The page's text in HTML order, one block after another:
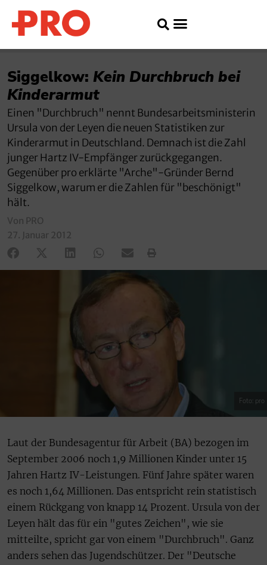
Siggelkow: Kein Durchbruch bei
Kinderarmut
Einen "Durchbruch" nennt Bundesarbeitsministerin
Ursula von der Leyen die neuen Statistiken zur
Kinderarmut in Deutschland. Demnach ist die Zahl
junger Hartz IV-Empfänger zurückgegangen.
Gegenüber pro erklärte "Arche"-Gründer Bernd
Siggelkow, warum er die Zahlen für "beschönigt"
hält.
Von PRO
27. Januar 2012
Foto: pro
Laut der Bundesagentur für Arbeit (BA) bezogen im
September 2006 noch 1,9 Millionen Kinder unter 15
Jahren Hartz IV-Leistungen. Fünf Jahre später waren
es noch 1,64 Millionen. Das entspricht rein statistisch
einem Rückgang von knapp 14 Prozent. Ursula von der
Leyen hält das für ein "gutes Zeichen", wie sie
mitteilte, spricht gar von einem "Durchbruch". Ganz
anders sehen das Jugendschützer. Der "Deutsche